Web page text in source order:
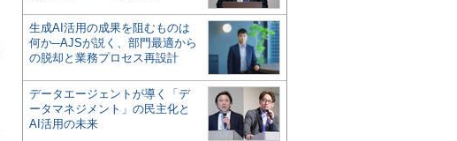
生成AI活用の成果を阻むものは
何か─AJSが説く、部門最適から
の脱却と業務プロセス再設計
データエージェントが導く「デ
ータマネジメント」の民主化と
AI活用の未来